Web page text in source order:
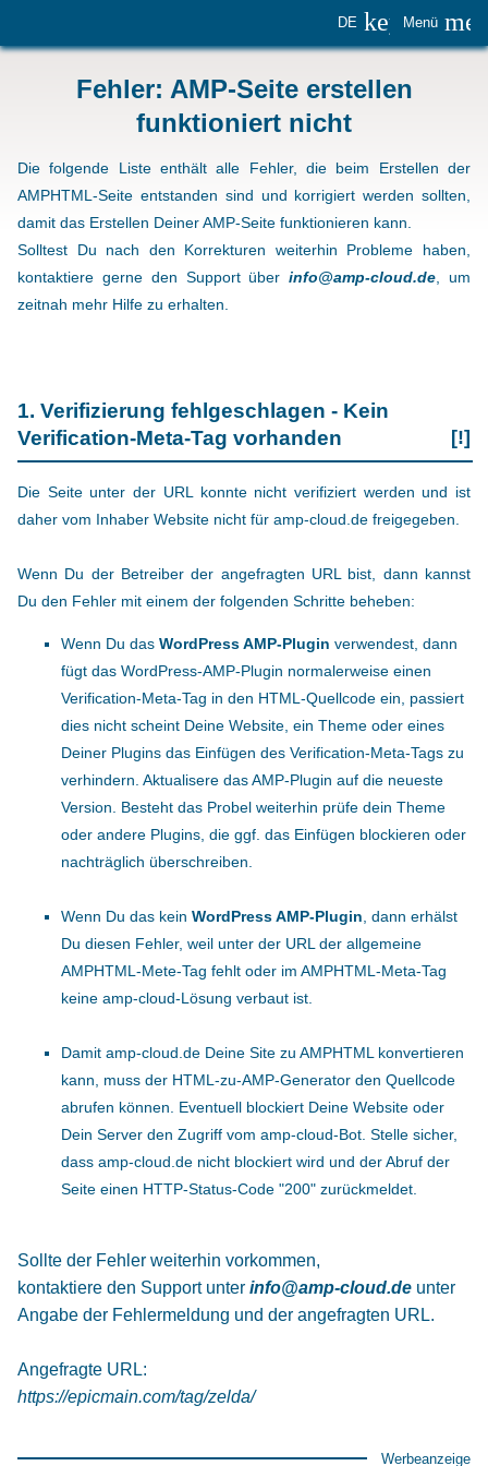
DE Menü
Fehler: AMP-Seite erstellen
funktioniert nicht
Die folgende Liste enthält alle Fehler, die beim Erstellen der
AMPHTML-Seite entstanden sind und korrigiert werden sollten,
damit das Erstellen Deiner AMP-Seite funktionieren kann.
Solltest Du nach den Korrekturen weiterhin Probleme haben,
kontaktiere gerne den Support überinfo@amp-cloud.de, um
zeitnah mehr Hilfe zu erhalten.
1. Verifizierung fehlgeschlagen - Kein
Verification-Meta-Tag vorhanden
[!]
Die Seite unter der URL konnte nicht verifiziert werden und ist
daher vom Inhaber Website nicht für amp-cloud.de freigegeben.
Wenn Du der Betreiber der angefragten URL bist, dann kannst
Du den Fehler mit einem der folgenden Schritte beheben:
Wenn Du das WordPress AMP-Plugin verwendest, dann
fügt das WordPress-AMP-Plugin normalerweise einen
Verification-Meta-Tag in den HTML-Quellcode ein, passiert
dies nicht scheint Deine Website, ein Theme oder eines
Deiner Plugins das Einfügen des Verification-Meta-Tags zu
verhindern. Aktualisere das AMP-Plugin auf die neueste
Version. Besteht das Probel weiterhin prüfe dein Theme
oder andere Plugins, die ggf. das Einfügen blockieren oder
nachträglich überschreiben.
Wenn Du das kein WordPress AMP-Plugin , dann erhälst
Du diesen Fehler, weil unter der URL der allgemeine
AMPHTML-Mete-Tag fehlt oder im AMPHTML-Meta-Tag
keine amp-cloud-Lösung verbaut ist.
Damit amp-cloud.de Deine Site zu AMPHTML konvertieren
kann, muss der HTML-zu-AMP-Generator den Quellcode
abrufen können. Eventuell blockiert Deine Website oder
Dein Server den Zugriff vom amp-cloud-Bot. Stelle sicher,
dass amp-cloud.de nicht blockiert wird und der Abruf der
Seite einen HTTP-Status-Code "200" zurückmeldet.
Sollte der Fehler weiterhin vorkommen,
kontaktiere den Support unter info@amp-cloud.de unter
Angabe der Fehlermeldung und der angefragten URL.
Angefragte URL:
https://epicmain.com/tag/zelda/
Werbeanzeige